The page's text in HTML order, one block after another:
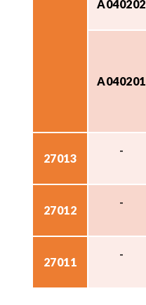
A040202
A040201
27013
-
27012
-
27011
-